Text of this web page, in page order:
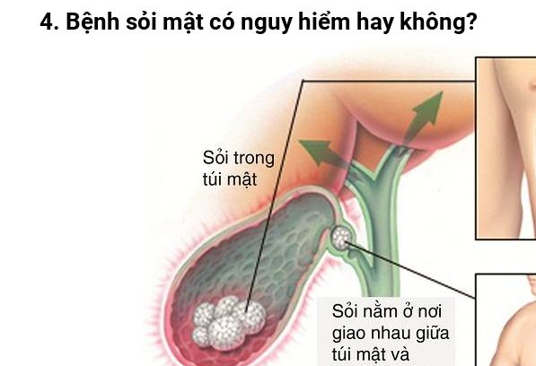
4. Bệnh sỏi mật có nguy hiểm hay không?